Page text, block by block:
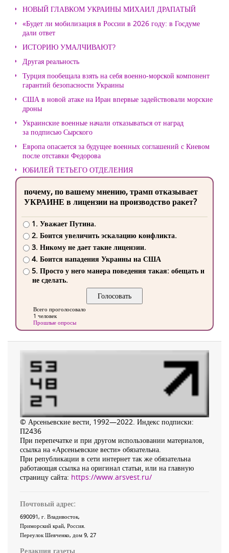
НОВЫЙ ГЛАВКОМ УКРАИНЫ МИХАИЛ ДРАПАТЫЙ
«Будет ли мобилизация в России в 2026 году: в Госдуме
дали ответ
ИСТОРИЮ УМАЛЧИВАЮТ?
Другая реальность
Турция пообещала взять на себя военно-морской компонент
гарантий безопасности Украины
США в новой атаке на Иран впервые задействовали морские
дроны
Украинские военные начали отказываться от наград
за подписью Сырского
Европа опасается за будущее военных соглашений с Киевом
после отставки Федорова
ЮБИЛЕЙ ТЕТЬЕГО ОТДЕЛЕНИЯ
почему, по вашему мнению, трамп отказывает
УКРАИНЕ в лицензии на производство ракет?
1. Уважает Путина.
2. Боится увеличить эскалацию конфликта.
3. Никому не дает такие лицензии.
4. Боится нападения Украины на США
5. Просто у него манера поведения такая: обещать и
не сделать.
Всего проголосовало
1 человек
Прошлые опросы
© Арсеньевские вести, 1992—2022. Индекс подписки:
П2436
При перепечатке и при другом использовании материалов,
ссылка на «Арсеньевские вести» обязательна.
При републикации в сети интернет так же обязательна
работающая ссылка на оригинал статьи, или на главную
страницу сайта: https://www.arsvest.ru/
Почтовый адрес:
690091, г. Владивосток,
Приморский край, Россия
Переулок Шевченко, дом 9, 27
Редакция газеты